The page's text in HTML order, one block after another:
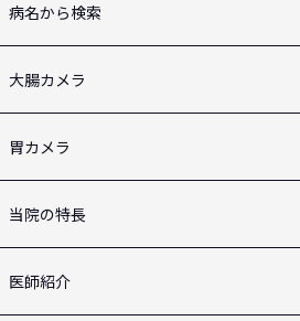
病名から検索
大腸カメラ
胃カメラ
当院の特長
医師紹介